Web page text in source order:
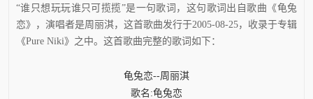
“谁只想玩玩谁只可揽揽”是一句歌词，这句歌词出自歌曲《龟兔
恋》，演唱者是周丽淇，这首歌曲发行于2005-08-25，收录于专辑
《Pure Niki》之中。这首歌曲完整的歌词如下：
龟兔恋--周丽淇
歌名:龟兔恋